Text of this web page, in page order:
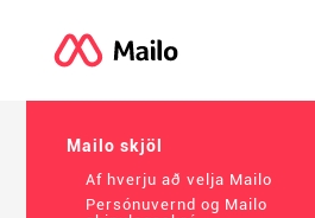
Mailo skjöl
Af hverju að velja Mailo
Persónuvernd og Mailo